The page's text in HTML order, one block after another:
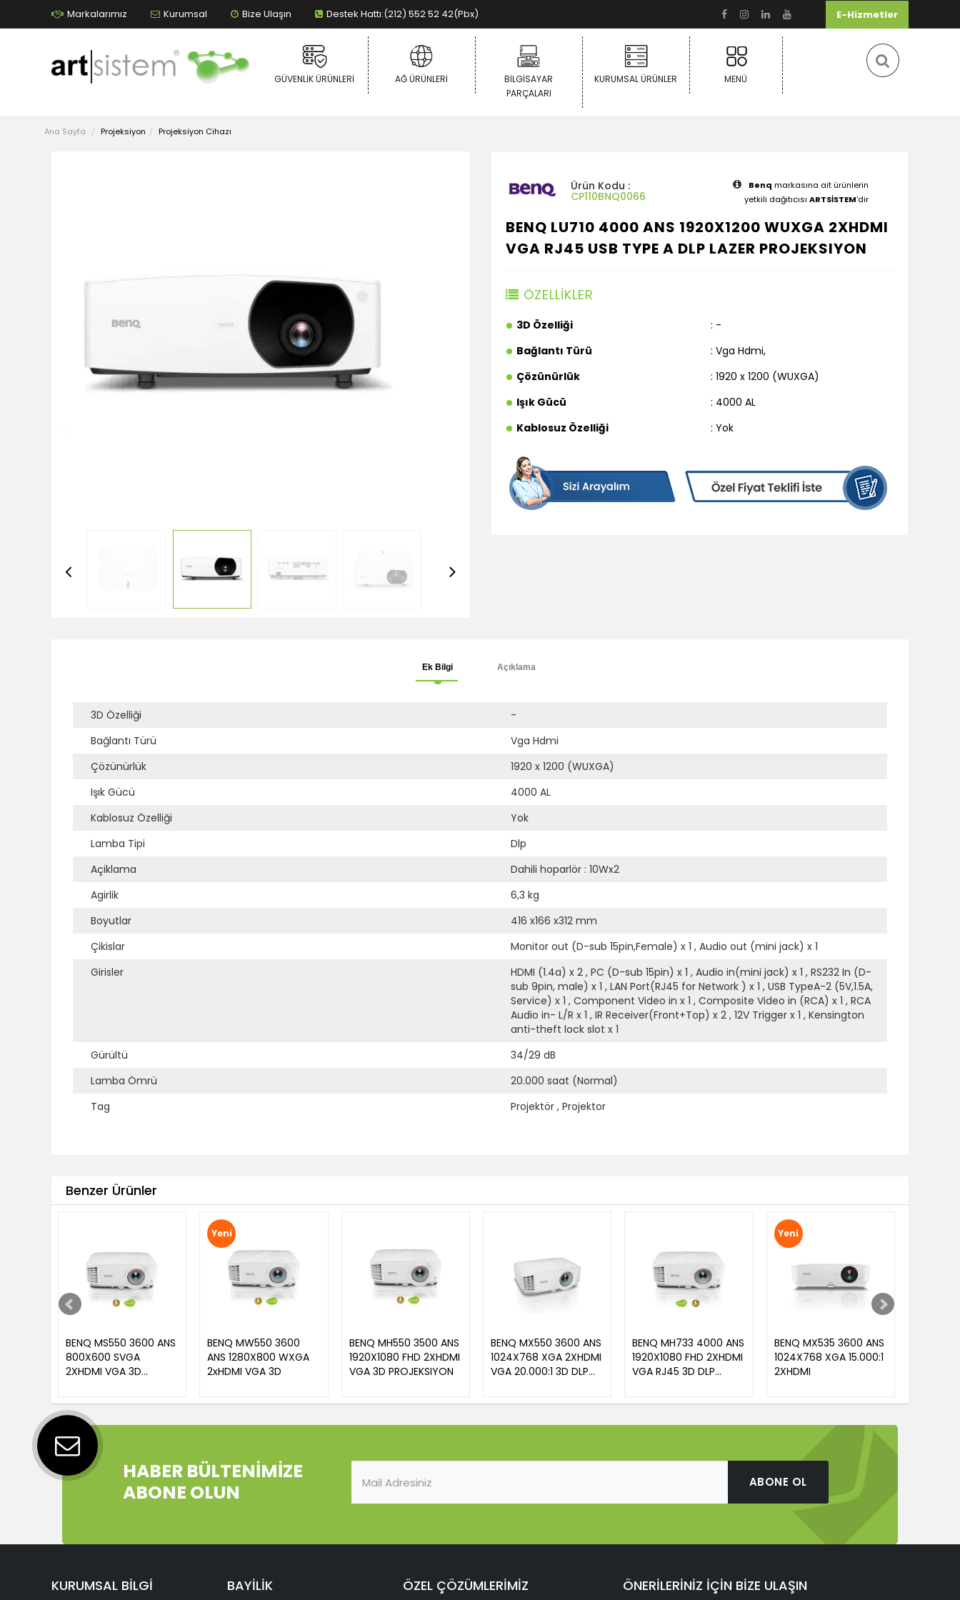
Markalarımız Kurumsal Bize Ulaşın Destek Hattı:(212) 552 52 42(Pbx) E-Hizmetler
GÜVENLIK ÜRÜNLERI AĞ ÜRÜNLERI
BILGISAYAR
PARÇALARI
KURUMSAL ÜRÜNLER MENÜ
Ana Sayfa Projeksiyon Projeksiyon Cihazı
Ürün Kodu :
CP110BNQ0066
Benq markasına ait ürünlerin
yetkili dağıtıcısı ARTSİSTEM'dir
BENQ LU710 4000 ANS 1920X1200 WUXGA 2XHDMI
VGA RJ45 USB TYPE A DLP LAZER PROJEKSIYON
ÖZELLİKLER
3D Özelliği
: -
Bağlantı Türü
: Vga Hdmi,
Çözünürlük
: 1920 x 1200 (WUXGA)
Işık Gücü
: 4000 AL
Kablosuz Özelliği
: Yok
Ek Bilgi Açıklama
3D Özelliği
-
Bağlantı Türü
Vga Hdmi
Çözünürlük
1920 x 1200 (WUXGA)
Işık Gücü
4000 AL
Kablosuz Özelliği
Yok
Lamba Tipi
Dlp
Açiklama
Dahili hoparlör : 10Wx2
Agirlik
6,3 kg
Boyutlar
416 x166 x312 mm
Çikislar
Monitor out (D-sub 15pin,Female) x 1 , Audio out (mini jack) x 1
Girisler
HDMI (1.4a) x 2 , PC (D-sub 15pin) x 1 , Audio in(mini jack) x 1 , RS232 In (D-
sub 9pin, male) x 1 , LAN Port(RJ45 for Network ) x 1 , USB TypeA-2 (5V,1.5A,
Service) x 1 , Component Video in x 1 , Composite Video in (RCA) x 1 , RCA
Audio in- L/R x 1 , IR Receiver(Front+Top) x 2 , 12V Trigger x 1 , Kensington
anti-theft lock slot x 1
Gürültü
34/29 dB
Lamba Ömrü
20.000 saat (Normal)
Tag
Projektör , Projektor
Benzer Ürünler
BENQ MS550 3600 ANS
800X600 SVGA
2XHDMI VGA 3D
Yeni
BENQ MW550 3600
ANS 1280X800 WXGA
2xHDMI VGA 3D
BENQ MH550 3500 ANS
1920X1080 FHD 2XHDMI
VGA 3D PROJEKSIYON
BENQ MX550 3600 ANS
1024X768 XGA 2XHDMI
VGA 20.000:1 3D DLP
BENQ MH733 4000 ANS
1920X1080 FHD 2XHDMI
VGA RJ45 3D DLP
Yeni
BENQ MX535 3600 ANS
1024X768 XGA 15.000:1
2XHDMI
HABER BÜLTENİMİZE
ABONE OLUN
ABONE OL
KURUMSAL BİLGİ BAYİLİK ÖZEL ÇÖZÜMLERİMİZ ÖNERİLERİNİZ İÇİN BİZE ULAŞIN